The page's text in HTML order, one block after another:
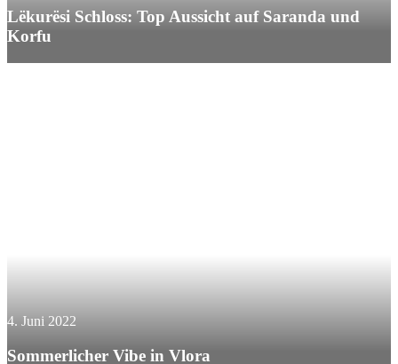
Lëkurësi Schloss: Top Aussicht auf Saranda und
Korfu
4. Juni 2022
Sommerlicher Vibe in Vlora